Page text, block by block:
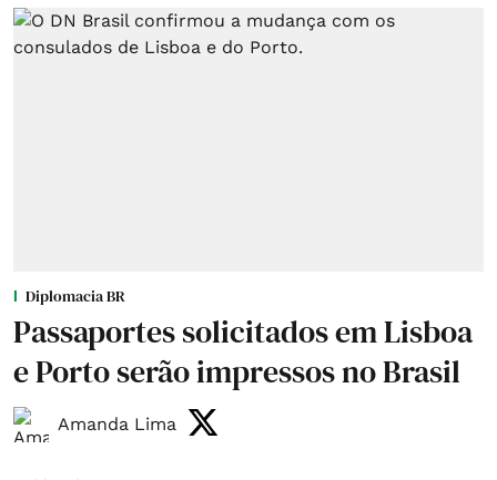
Diplomacia BR
Passaportes solicitados em Lisboa
e Porto serão impressos no Brasil
Amanda Lima